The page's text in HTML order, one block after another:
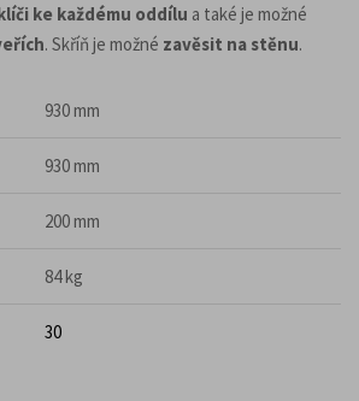
ke každému oddílu a také je možné
. Skříň je možné zavěsit na stěnu.
930 mm
930 mm
200 mm
84 kg
30